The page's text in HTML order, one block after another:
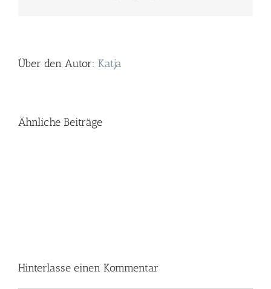
Über den Autor: Katja
Ähnliche Beiträge
Hinterlasse einen Kommentar